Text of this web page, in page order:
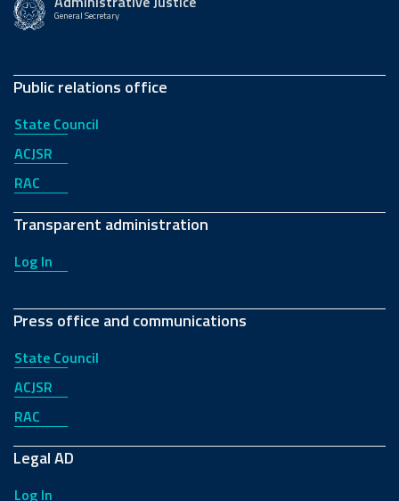
General Secretary
Public relations office
State Council
ACJSR
RAC
Transparent administration
Log In
Press office and communications
State Council
ACJSR
RAC
Legal AD
Log In